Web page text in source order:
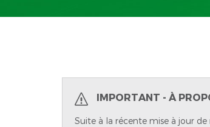
IMPORTANT - À
Suite à la récente mise à jour